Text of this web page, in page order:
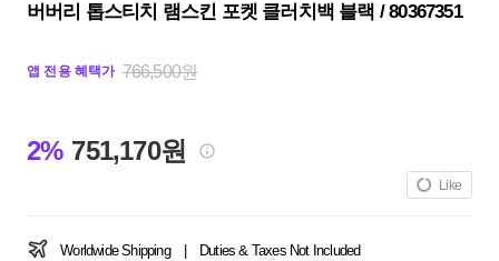
버버리 톱스티치 램스킨 포켓 클러치백 블랙 / 80367351
앱 전용 혜택가 766,500원
2% 751,170원
Like
Worldwide Shipping Duties & Taxes Not Included